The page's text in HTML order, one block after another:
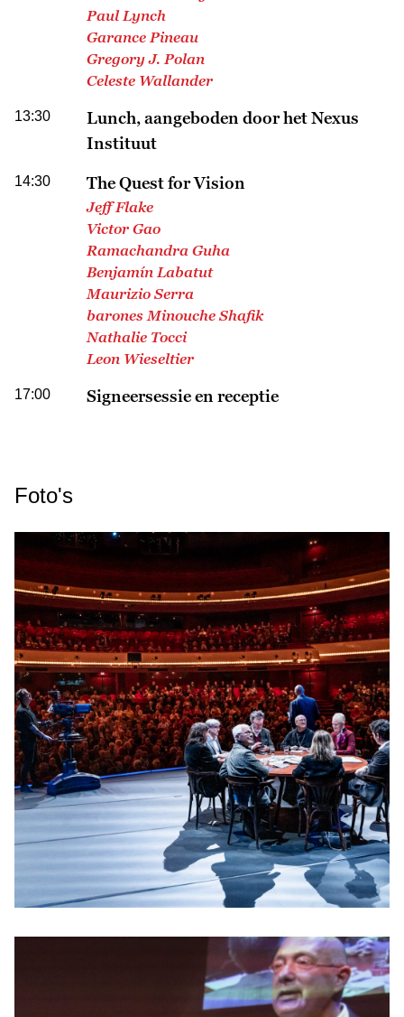
Paul Lynch
Garance Pineau
Gregory J. Polan
Celeste Wallander
13:30
Lunch, aangeboden door het Nexus
Instituut
14:30 The Quest for Vision
Jeff Flake
Victor Gao
Ramachandra Guha
Benjamín Labatut
Maurizio Serra
barones Minouche Shafik
Nathalie Tocci
Leon Wieseltier
17:00 Signeersessie en receptie
Foto's